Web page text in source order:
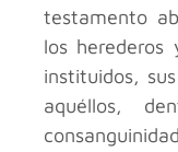
testamento
los
instituidos,
aquéllos,